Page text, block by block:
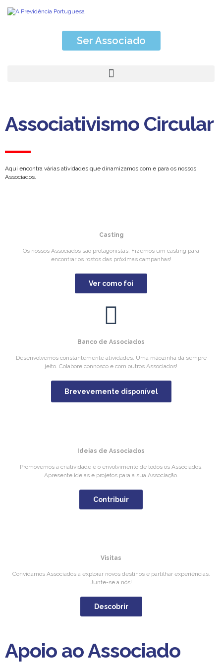
Ser Associado
ASSOCIATIVISMO CIRCULAR
Associativismo Circular
Aqui encontra várias atividades que dinamizamos com e para os nossos
Associados.
Casting
Os nossos Associados são protagonistas. Fizemos um casting para
encontrar os rostos das próximas campanhas!
Ver como foi
Banco de Associados
Desenvolvemos constantemente atividades. Uma mãozinha dá sempre
jeito. Colabore connosco e com outros Associados!
Brevevemente disponível
Ideias de Associados
Promovemos a criatividade e o envolvimento de todos os Associados.
Apresente ideias e projetos para a sua Associação.
Contribuir
Visitas
Convidamos Associados a explorar novos destinos e partilhar experiências.
Junte-se a nós!
Descobrir
Apoio ao Associado
Apoio ao Associado